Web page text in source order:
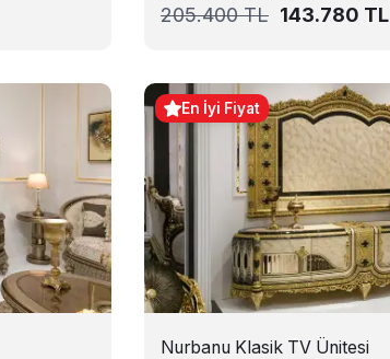
205.400TL 143.780 TL
En İyi Fiyat
Nurbanu Klasik TV Ünitesi